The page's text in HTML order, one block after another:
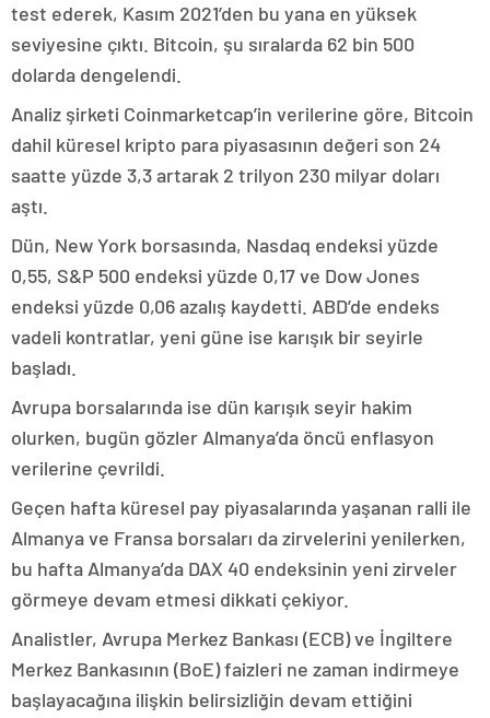
test ederek, Kasım 2021’den bu yana en yüksek
seviyesine çıktı. Bitcoin, şu sıralarda 62 bin 500
dolarda dengelendi.
Analiz şirketi Coinmarketcap’in verilerine göre, Bitcoin
dahil küresel kripto para piyasasının değeri son 24
saatte yüzde 3,3 artarak 2 trilyon 230 milyar doları
aştı.
Dün, New York borsasında, Nasdaq endeksi yüzde
0,55, S&P 500 endeksi yüzde 0,17 ve Dow Jones
endeksi yüzde 0,06 azalış kaydetti. ABD’de endeks
vadeli kontratlar, yeni güne ise karışık bir seyirle
başladı.
Avrupa borsalarında ise dün karışık seyir hakim
olurken, bugün gözler Almanya’da öncü enflasyon
verilerine çevrildi.
Geçen hafta küresel pay piyasalarında yaşanan ralli ile
Almanya ve Fransa borsaları da zirvelerini yenilerken,
bu hafta Almanya’da DAX 40 endeksinin yeni zirveler
görmeye devam etmesi dikkati çekiyor.
Analistler, Avrupa Merkez Bankası (ECB) ve İngiltere
Merkez Bankasının (BoE) faizleri ne zaman indirmeye
başlayacağına ilişkin belirsizliğin devam ettiğini